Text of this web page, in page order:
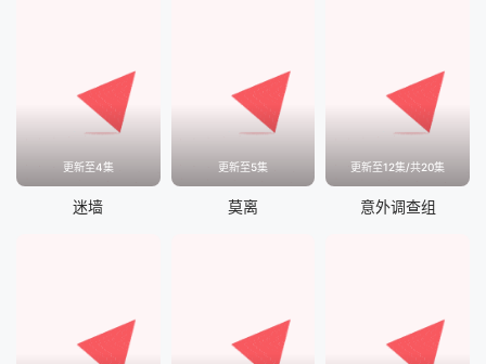
更新至4集
迷墙
更新至5集
莫离
更新至12集/共20集
意外调查组